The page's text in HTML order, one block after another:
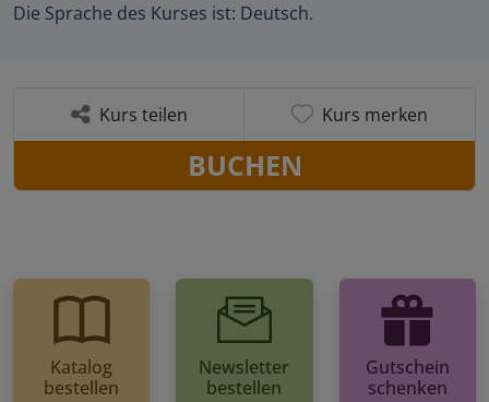
Die Sprache des Kurses ist: Deutsch.
Kurs teilen Kurs merken
BUCHEN
Katalog
bestellen
Newsletter
bestellen
Gutschein
schenken